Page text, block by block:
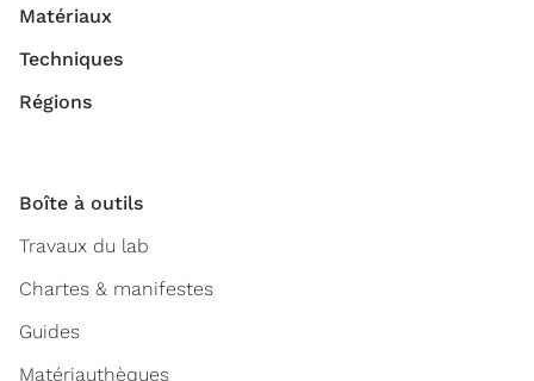
Matériaux
Techniques
Régions
Boîte à outils
Travaux du lab
Chartes & manifestes
Guides
Matériauthèques